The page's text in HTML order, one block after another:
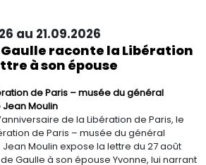
au 21.09.2026
raconte la Libération
à son épouse
de Paris – musée du général
Moulin
de la Libération de Paris, le
de Paris – musée du général
Moulin expose la lettre du 27 août
Gaulle à son épouse Yvonne, lui narrant